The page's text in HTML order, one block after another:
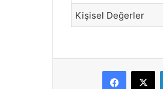
Kişisel Değerler
Facebook
X